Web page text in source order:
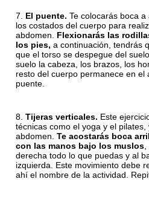
El puente.Te colocarás boca
los costados del cuerpo para
abdomen. Flexionarás las
los pies, a continuación, tendrás
que el torso se despegue del
suelo la cabeza, los brazos, los
resto del cuerpo permanece en
puente.
Tijeras verticales. Este
técnicas como el yoga y el
abdomen.Te acostarás boca
con las manos bajo los muslos
derecha todo lo que puedas y al
izquierda. Este movimiento debe
ahí el nombre de la actividad.